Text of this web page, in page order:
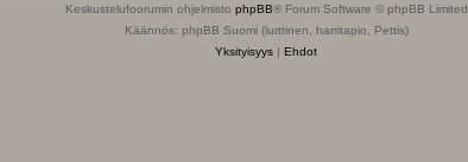
Keskustelufoorumin ohjelmisto phpBB® Forum Software © phpBB Limited
Käännös: phpBB Suomi (lurttinen, harritapio, Pettis)
Yksityisyys | Ehdot